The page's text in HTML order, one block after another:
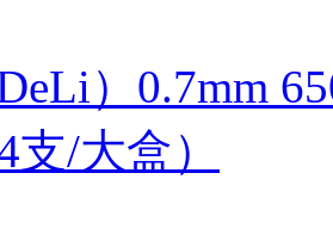
）0.7mm
/大盒）